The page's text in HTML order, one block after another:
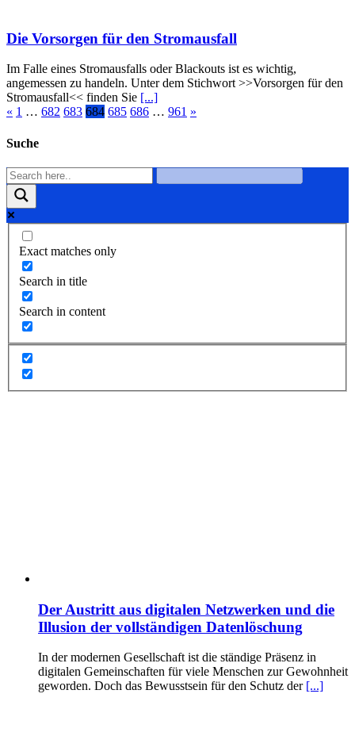
Die Vorsorgen für den Stromausfall
Im Falle eines Stromausfalls oder Blackouts ist es wichtig,
angemessen zu handeln. Unter dem Stichwort >>Vorsorgen für den
Stromausfall<< finden Sie [...]
« 1 … 682 683 684 685 686 … 961 »
Suche
Exact matches only
Search in title
Search in content
Der Austritt aus digitalen Netzwerken und die
Illusion der vollständigen Datenlöschung
In der modernen Gesellschaft ist die ständige Präsenz in
digitalen Gemeinschaften für viele Menschen zur Gewohnheit
geworden. Doch das Bewusstsein für den Schutz der [...]